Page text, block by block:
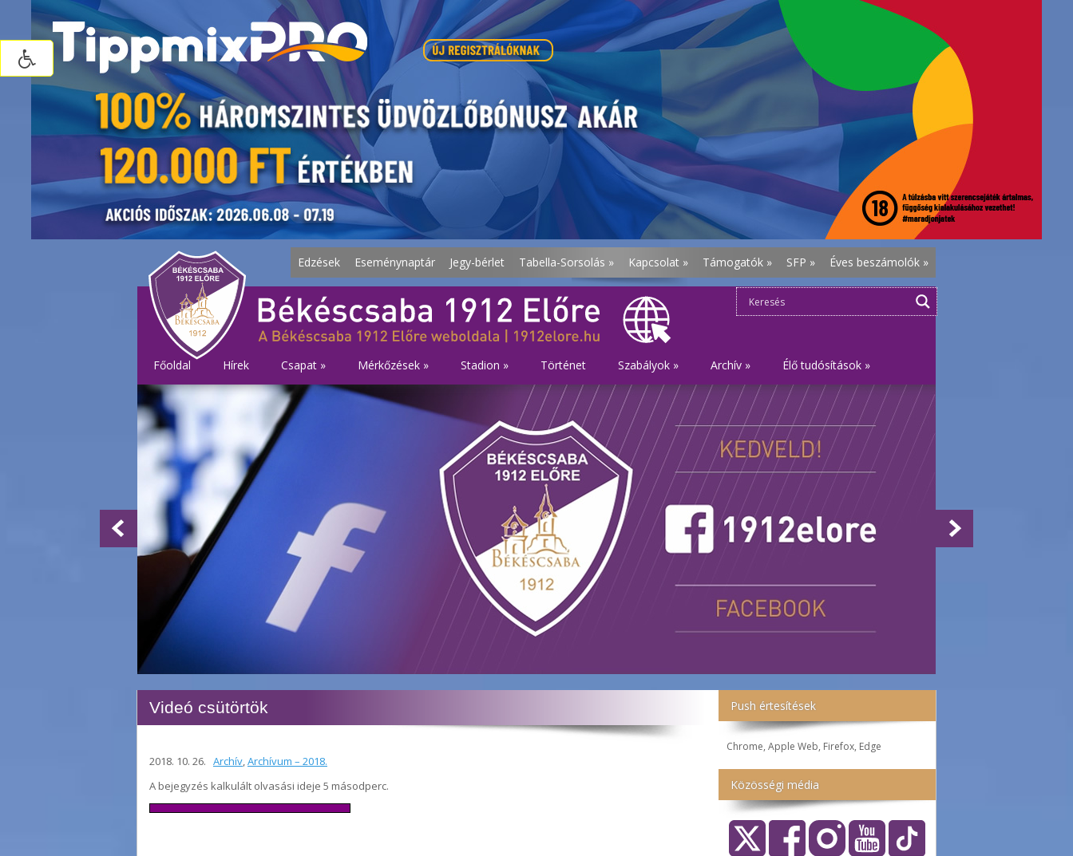
Edzések Eseménynaptár Jegy-bérlet Tabella-Sorsolás » Kapcsolat » Támogatók » SFP » Éves beszámolók »
Főoldal Hírek Csapat » Mérkőzések » Stadion » Történet Szabályok » Archív » Élő tudósítások »
Push értesítések
Chrome, Apple Web, Firefox, Edge
Közösségi média
Videó csütörtök
2018. 10. 26. Archív,Archívum – 2018.
A bejegyzés kalkulált olvasási ideje 5 másodperc.